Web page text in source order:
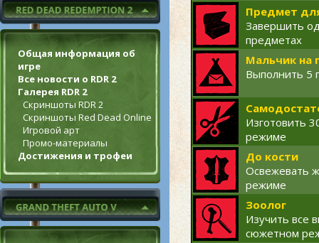
Общая информация об
игре
Все новости о RDR 2
Галерея RDR 2
Скриншоты RDR 2
Скриншоты Red Dead Online
Игровой арт
Промо-материалы
Достижения и трофеи
Предмет
Завершить
предметах
Мальчик на
Выполнить 5
Изготовить
режиме
До кости
Освежевать
режиме
Зоолог
Изучить все
сюжетном